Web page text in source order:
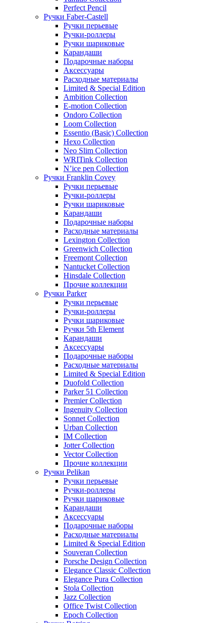
Perfect Pencil
Ручки Faber-Castell
Ручки перьевые
Ручки-роллеры
Ручки шариковые
Карандаши
Подарочные наборы
Аксессуары
Расходные материалы
Limited & Special Edition
Ambition Collection
E-motion Collection
Ondoro Collection
Loom Collection
Essentio (Basic) Collection
Hexo Collection
Neo Slim Collection
WRITink Collection
N’ice pen Collection
Ручки Franklin Covey
Ручки перьевые
Ручки-роллеры
Ручки шариковые
Карандаши
Подарочные наборы
Расходные материалы
Lexington Collection
Greenwich Collection
Freemont Collection
Nantucket Collection
Hinsdale Collection
Прочие коллекции
Ручки Parker
Ручки перьевые
Ручки-роллеры
Ручки шариковые
Ручки 5th Element
Карандаши
Аксессуары
Подарочные наборы
Расходные материалы
Limited & Special Edition
Duofold Collection
Parker 51 Collection
Premier Collection
Ingenuity Collection
Sonnet Collection
Urban Collection
IM Collection
Jotter Collection
Vector Collection
Прочие коллекции
Ручки Pelikan
Ручки перьевые
Ручки-роллеры
Ручки шариковые
Карандаши
Аксессуары
Подарочные наборы
Расходные материалы
Limited & Special Edition
Souveran Collection
Porsche Design Collection
Elegance Classic Collection
Elegance Pura Collection
Stola Collection
Jazz Collection
Office Twist Collection
Epoch Collection